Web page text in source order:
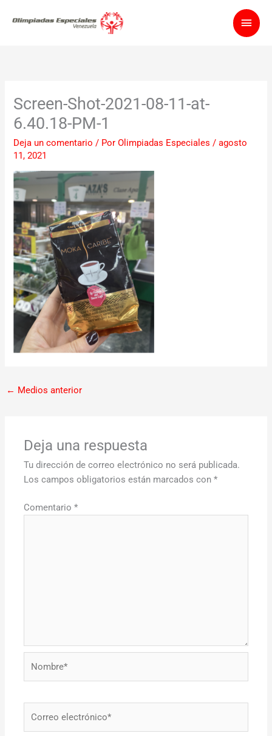
Screen-Shot-2021-08-11-at-
6.40.18-PM-1
Deja un comentario / PorOlimpiadas Especiales/agosto
11, 2021
← Medios anterior
Deja una respuesta
Tu dirección de correo electrónico no será publicada.
Los campos obligatorios están marcados con*
Comentario*